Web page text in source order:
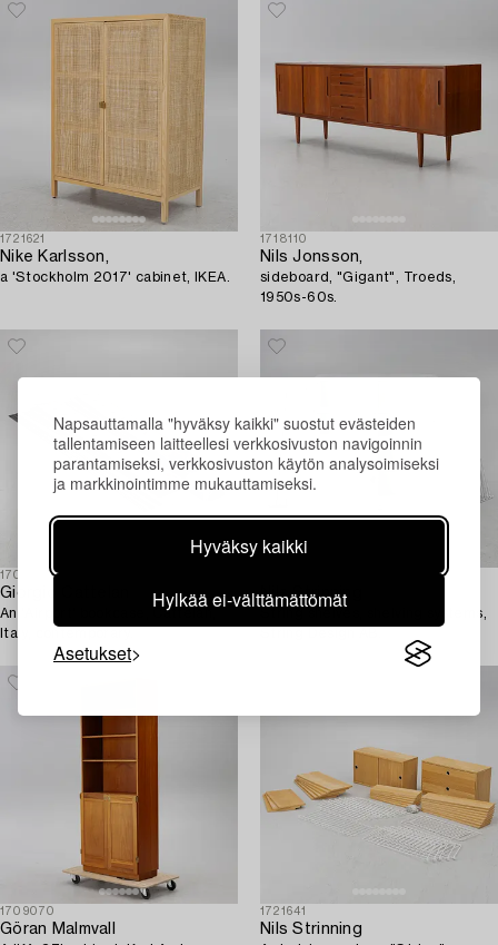
Napsauttamalla "hyväksy kaikki" suostut evästeiden
tallentamiseen laitteellesi verkkosivuston navigoinnin
parantamiseksi, verkkosivuston käytön analysoimiseksi
ja markkinointimme mukauttamiseksi.
Hyväksy kaikki
Hylkää ei-välttämättömät
Asetukset
1721621
Nike Karlsson,
a 'Stockholm 2017' cabinet, IKEA.
1718110
Nils Jonsson,
sideboard, "Gigant", Troeds,
1950s-60s.
1704530
Giorgio Cattelan
An 'Airport' bookcase, Cattelan,
Italy, contemporary.
Nils Strinning
String shelves, shelving systems,
1709070
Göran Malmvall
1721641
Nils Strinning